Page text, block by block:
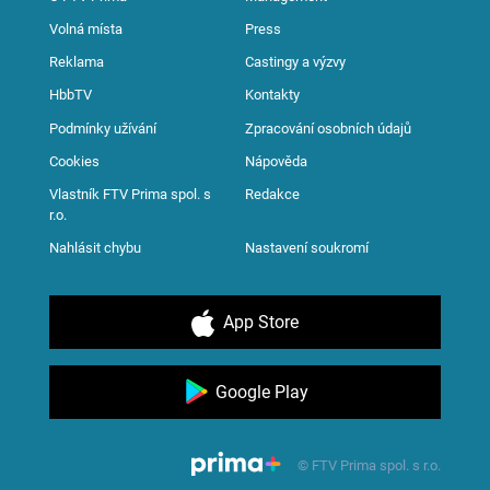
Volná místa Press
Reklama Castingy a výzvy
HbbTV Kontakty
Podmínky užívání Zpracování osobních údajů
Cookies Nápověda
Vlastník FTV Prima spol. s
r.o.
Redakce
Nahlásit chybu Nastavení soukromí
App Store
Google Play
© FTV Prima spol. s r.o.